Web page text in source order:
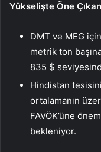
Yükselişte Öne
DMT ve MEG
metrik ton
835 $
Hindistan
ortalamanın
FAVÖK’üne
bekleniyor.